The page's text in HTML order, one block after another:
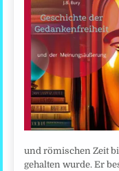
und römischen Zeit
gehalten wurde. Er